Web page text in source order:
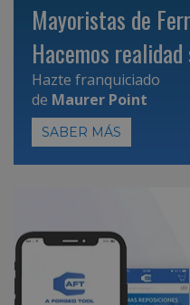
Mayoristas de
Hacemos
Hazte franquiciado
de Maurer Point
SABER MÁS